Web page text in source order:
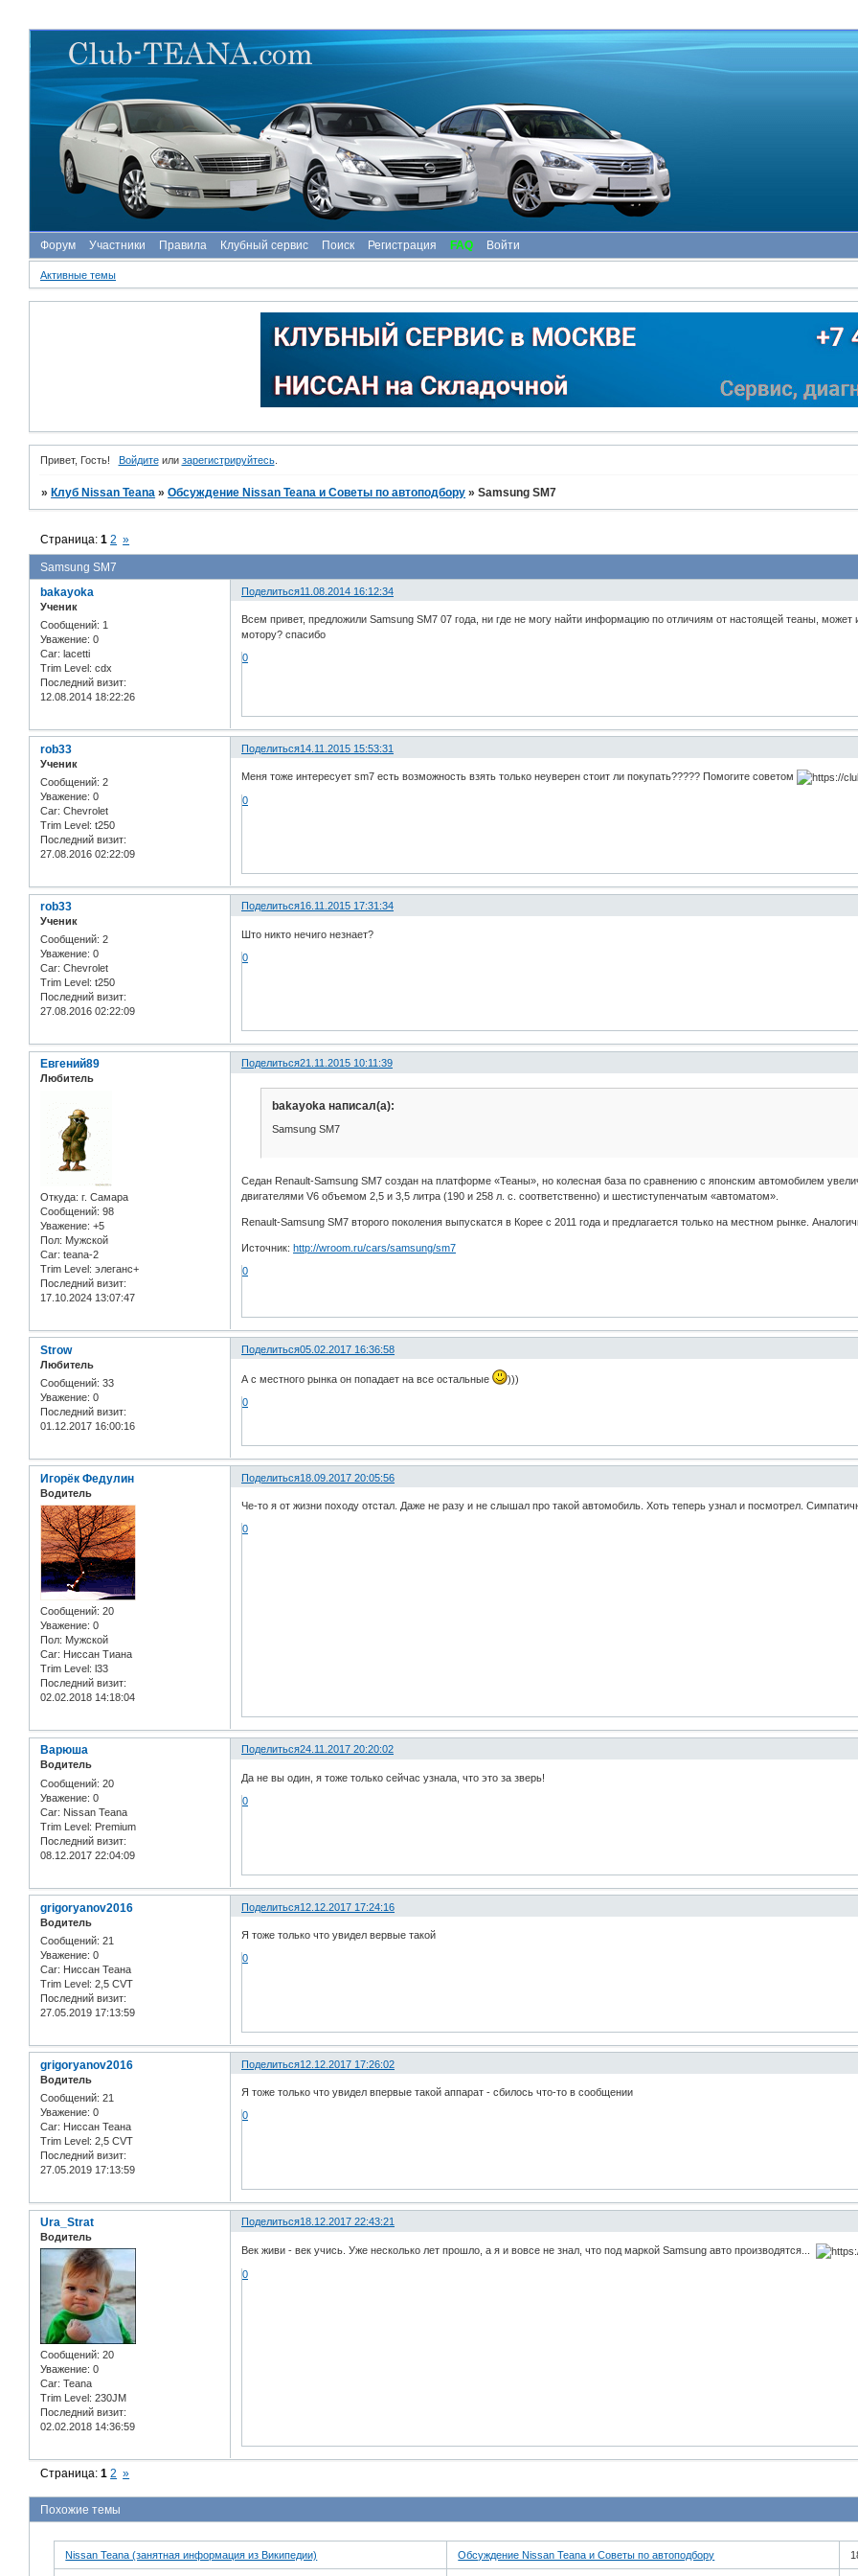
Форум Участники Правила Клубный сервис Поиск Регистрация FAQ Войти
Активные темы
Привет, Гость! Войдитеили зарегистрируйтесь.
» Клуб Nissan Teana »Обсуждение Nissan Teana и Советы по автоподбору »Samsung SM7
Samsung SM7
Страница:1 2 »
Поделиться11.08.2014 16:12:34
bakayoka
Ученик
Сообщений: 1
Уважение: 0
Car: lacetti
Trim Level: cdx
Последний визит:
12.08.2014 18:22:26
Всем привет, предложили Samsung SM7 07 года, ни где не могу найти информацию по отличиям от настоящей теаны,
мотору? спасибо
0
Поделиться14.11.2015 15:53:31
rob33
Ученик
Сообщений: 2
Уважение: 0
Car: Chevrolet
Trim Level: t250
Последний визит:
27.08.2016 02:22:09
Меня тоже интересует sm7 есть возможность взять только неуверен стоит ли покупать????? Помогите советом
0
Поделиться16.11.2015 17:31:34
rob33
Ученик
Сообщений: 2
Уважение: 0
Car: Chevrolet
Trim Level: t250
Последний визит:
27.08.2016 02:22:09
Што никто нечиго незнает?
0
Поделиться21.11.2015 10:11:39
Евгений89
Любитель
Откуда: г. Самара
Сообщений: 98
Уважение: +5
Пол: Мужской
Car: teana-2
Trim Level: элеганс+
Последний визит:
17.10.2024 13:07:47
bakayoka написал(а):
Samsung SM7
Седан Renault-Samsung SM7 создан на платформе «Теаны», но колесная база по сравнению с японским автомобилем
двигателями V6 объемом 2,5 и 3,5 литра (190 и 258 л. с. соответственно) и шестиступенчатым «автоматом».
Renault-Samsung SM7 второго поколения выпускатся в Корее с 2011 года и предлагается только на местном рынке.
Источник:http://wroom.ru/cars/samsung/sm7
0
Поделиться05.02.2017 16:36:58
Strow
Любитель
Сообщений: 33
Уважение: 0
Последний визит:
01.12.2017 16:00:16
А с местного рынка он попадает на все остальные
)))
0
Поделиться18.09.2017 20:05:56
Игорёк Федулин
Водитель
Сообщений: 20
Уважение: 0
Пол: Мужской
Car: Ниссан Тиана
Trim Level: l33
Последний визит:
02.02.2018 14:18:04
Че-то я от жизни походу отстал. Даже не разу и не слышал про такой автомобиль. Хоть теперь узнал и посмотрел.
0
Поделиться24.11.2017 20:20:02
Варюша
Водитель
Сообщений: 20
Уважение: 0
Car: Nissan Teana
Trim Level: Premium
Последний визит:
08.12.2017 22:04:09
Да не вы один, я тоже только сейчас узнала, что это за зверь!
0
Поделиться12.12.2017 17:24:16
grigoryanov2016
Водитель
Сообщений: 21
Уважение: 0
Car: Ниссан Теана
Trim Level: 2,5 CVT
Последний визит:
27.05.2019 17:13:59
Я тоже только что увидел вервые такой
0
Поделиться12.12.2017 17:26:02
grigoryanov2016
Водитель
Сообщений: 21
Уважение: 0
Car: Ниссан Теана
Trim Level: 2,5 CVT
Последний визит:
27.05.2019 17:13:59
Я тоже только что увидел впервые такой аппарат - сбилось что-то в сообщении
0
Поделиться18.12.2017 22:43:21
Ura_Strat
Водитель
Сообщений: 20
Уважение: 0
Car: Teana
Trim Level: 230JM
Последний визит:
02.02.2018 14:36:59
Век живи - век учись. Уже несколько лет прошло, а я и вовсе не знал, что под маркой Samsung авто производятся...
0
Страница:1 2 »
Похожие темы
Nissan Teana (занятная информация из Википедии) Обсуждение Nissan Teana и Советы по автоподбору